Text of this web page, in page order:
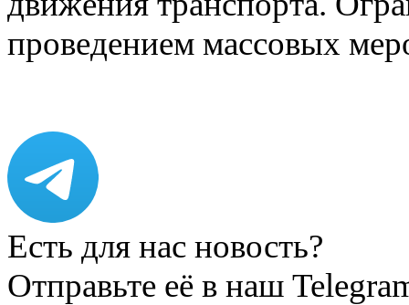
проведением массовых
Есть для нас новость?
Отправьте её в наш